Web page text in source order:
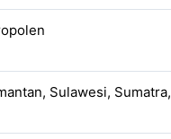
Sulawesi, Sumatra,